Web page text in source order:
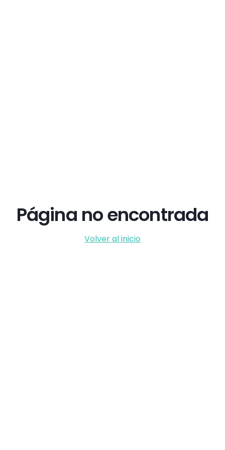
Página no encontrada
Volver al inicio